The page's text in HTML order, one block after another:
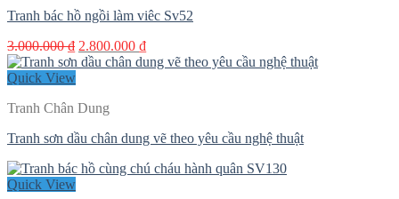
Tranh bác hồ ngồi làm viêc Sv52
3.000.000₫ Giá
gốc
2.800.000 ₫Giá
hiện
Quick View
Tranh Chân Dung
Tranh sơn dầu chân dung vẽ theo yêu cầu nghệ thuật
Quick View